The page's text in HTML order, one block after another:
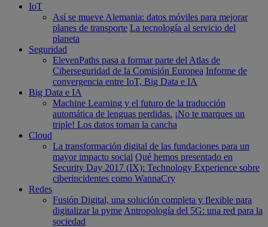
IoT
Así se mueve Alemania: datos móviles para mejorar
planes de transporte La tecnología al servicio del
planeta
Seguridad
ElevenPaths pasa a formar parte del Atlas de
Ciberseguridad de la Comisión Europea Informe de
convergencia entre IoT, Big Data e IA
Big Data e IA
Machine Learning y el futuro de la traducción
automática de lenguas perdidas. ¡No te marques un
triple! Los datos toman la cancha
Cloud
La transformación digital de las fundaciones para un
mayor impacto social Qué hemos presentado en
Security Day 2017 (IX): Technology Experience sobre
ciberincidentes como WannaCry
Redes
Fusión Digital, una solución completa y flexible para
digitalizar la pyme Antropología del 5G: una red para la
sociedad